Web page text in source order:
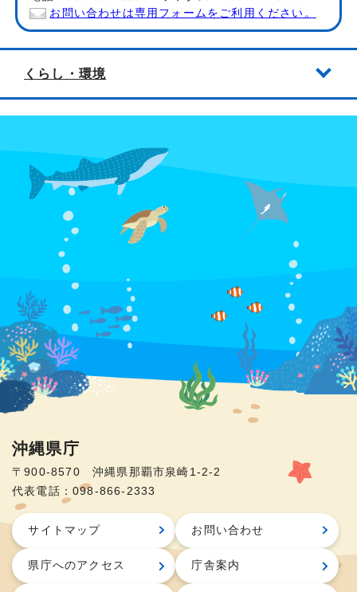
お問い合わせは専用フォームをご利用ください。
くらし・環境
沖縄県庁
〒900-8570 沖縄県那覇市泉崎1-2-2
代表電話：098-866-2333
サイトマップ お問い合わせ
県庁へのアクセス 庁舎案内